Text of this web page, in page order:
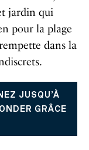
jardin qui
pour la plage
dans la
JUSQU’À
GRÂCE